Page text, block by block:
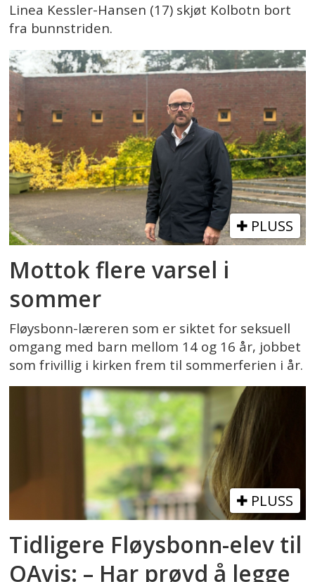
Linea Kessler-Hansen (17) skjøt Kolbotn bort
fra bunnstriden.
PLUSS
Mottok flere varsel i
sommer
Fløysbonn-læreren som er siktet for seksuell
omgang med barn mellom 14 og 16 år, jobbet
som frivillig i kirken frem til sommerferien i år.
PLUSS
Tidligere Fløysbonn-elev til
OAvis: – Har prøvd å legge